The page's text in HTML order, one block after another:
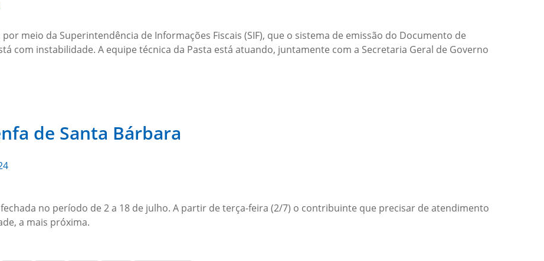
meio da Superintendência de Informações Fiscais (SIF), que o sistema de emissão do Documento de
com instabilidade. A equipe técnica da Pasta está atuando, juntamente com a Secretaria Geral de Governo
de Santa Bárbara
no período de 2 a 18 de julho. A partir de terça-feira (2/7) o contribuinte que precisar de atendimento
a mais próxima.